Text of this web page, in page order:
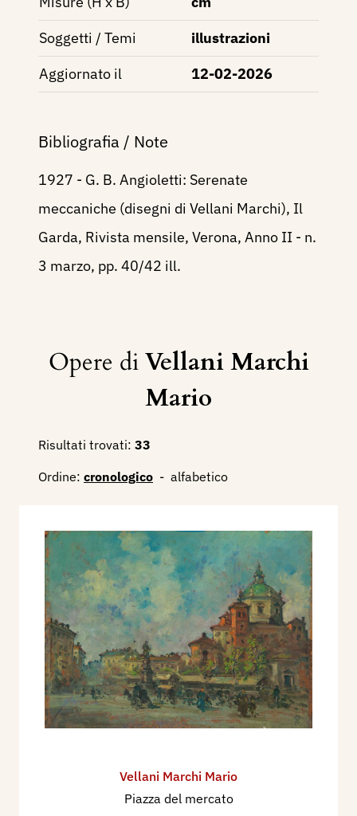
Soggetti / Temi
illustrazioni
Aggiornato il
12-02-2026
Bibliografia / Note
1927 - G. B. Angioletti: Serenate
meccaniche (disegni di Vellani Marchi), Il
Garda, Rivista mensile, Verona, Anno II - n.
3 marzo, pp. 40/42 ill.
Opere diVellani Marchi
Mario
Risultati trovati: 33
Ordine: cronologico - alfabetico
Vellani Marchi Mario
Piazza del mercato